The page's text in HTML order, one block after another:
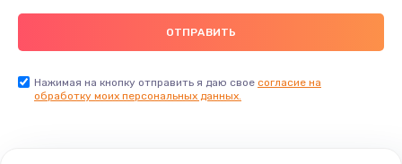
Нажимая на кнопку отправить я даю свое согласие на
обработку моих персональных данных.